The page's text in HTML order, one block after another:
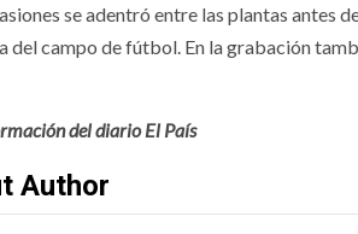
se adentró entre las plantas antes
del campo de fútbol. En la grabación
del diario El País
Author